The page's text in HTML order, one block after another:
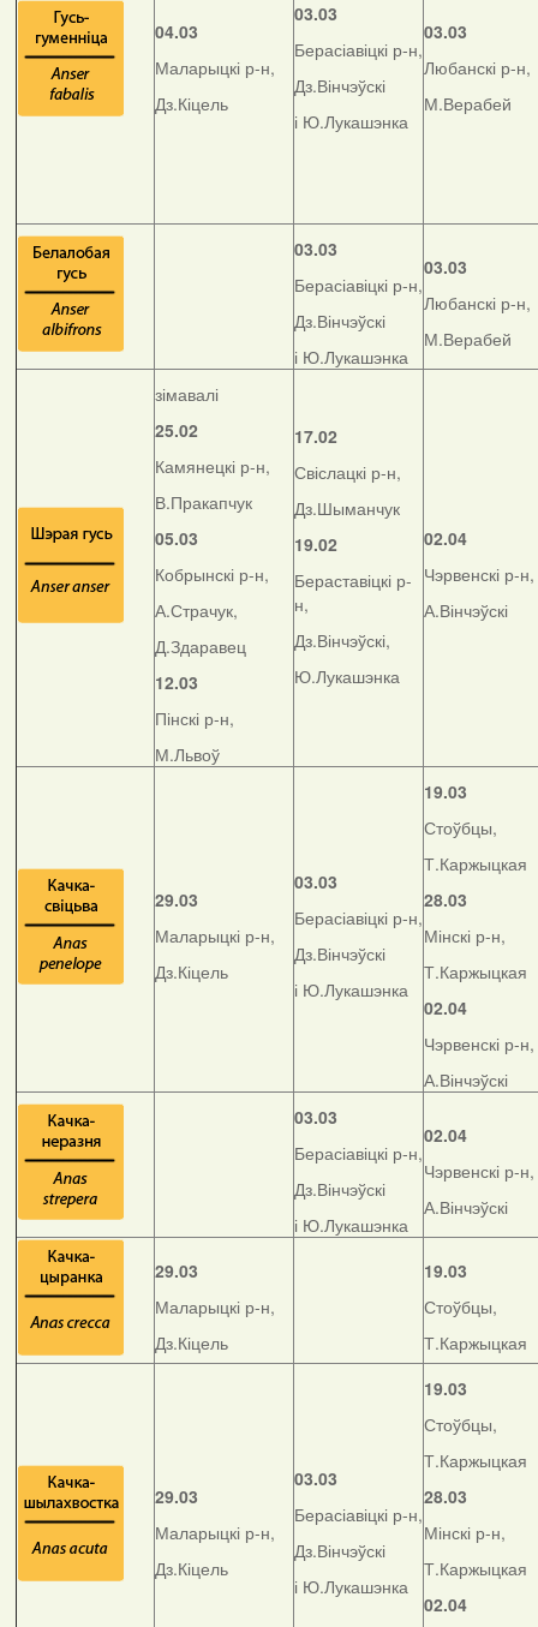
04.03
Маларыцкі р-н,
Дз.Кіцель
03.03
Берасіавіцкі р-н,
Дз.Вінчэўскі
і Ю.Лукашэнка
03.03
Любанскі р-н,
М.Верабей
03.03
Берасіавіцкі р-н,
Дз.Вінчэўскі
і Ю.Лукашэнка
03.03
Любанскі р-н,
М.Верабей
зімавалі
25.02
Камянецкі р-н,
В.Пракапчук
05.03
Кобрынскі р-н,
А.Страчук,
Д.Здаравец
12.03
Пінскі р-н,
М.Львоў
17.02
Свіслацкі р-н,
Дз.Шыманчук
19.02
Бераставіцкі р-
н,
Дз.Вінчэўскі,
Ю.Лукашэнка
02.04
Чэрвенскі р-н,
А.Вінчэўскі
29.03
Маларыцкі р-н,
Дз.Кіцель
03.03
Берасіавіцкі р-н,
Дз.Вінчэўскі
і Ю.Лукашэнка
19.03
Стоўбцы,
Т.Каржыцкая
28.03
Мінскі р-н,
Т.Каржыцкая
02.04
Чэрвенскі р-н,
А.Вінчэўскі
03.03
Берасіавіцкі р-н,
Дз.Вінчэўскі
і Ю.Лукашэнка
02.04
Чэрвенскі р-н,
А.Вінчэўскі
29.03
Маларыцкі р-н,
Дз.Кіцель
19.03
Стоўбцы,
Т.Каржыцкая
29.03
Маларыцкі р-н,
Дз.Кіцель
03.03
Берасіавіцкі р-н,
Дз.Вінчэўскі
і Ю.Лукашэнка
19.03
Стоўбцы,
Т.Каржыцкая
28.03
Мінскі р-н,
Т.Каржыцкая
02.04